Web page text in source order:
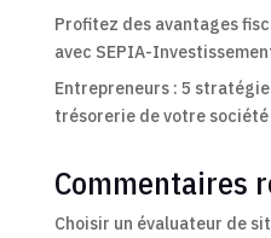
Profitez des avantages
avec SEPIA-
Entrepreneurs : 5
trésorerie de votre société
Commentaires
Choisir un évaluateur de